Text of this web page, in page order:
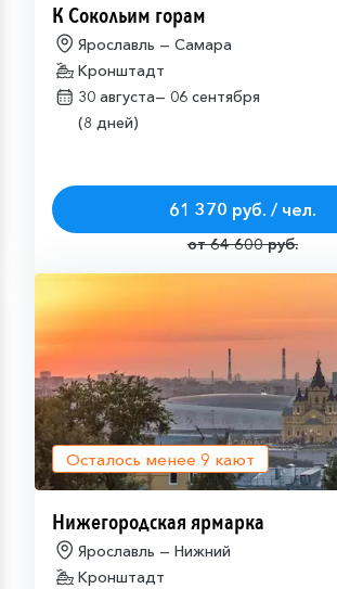
К Сокольим горам
Ярославль — Самара
Кронштадт
30 августа— 06 сентября
(8 дней)
61 370 руб. / чел.
от 64 600 руб.
Осталось менее 9 кают
Нижегородская ярмарка
Ярославль — Нижний
Кронштадт